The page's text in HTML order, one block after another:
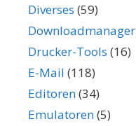
Diverses (59)
Downloadmanager
Drucker-Tools (16)
E-Mail (118)
Editoren(34)
Emulatoren(5)